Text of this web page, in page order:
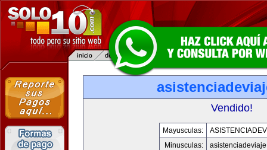
Vendido!
Mayusculas:
Minusculas: